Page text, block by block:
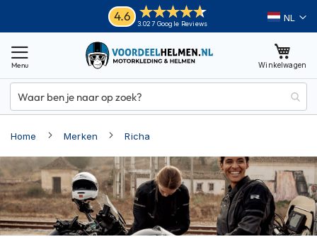
4.6
3.027 Google Reviews
Ga
naar
inhoud
Taal
Winkelwagen
M
o
t
o
h
l
e
n
A
d
v
Home Merken Richa